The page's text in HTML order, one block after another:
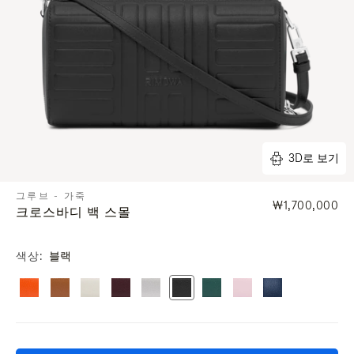
3D로 보기
그루브 - 가죽
크로스바디 백 스몰 ₩1,700,000
색상 블랙